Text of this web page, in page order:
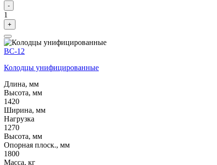
-
1
+
ВС-12
Колодцы унифицированные
Длина, мм
Высота, мм
1420
Ширина, мм
Нагрузка
1270
Высота, мм
Опорная плоск., мм
1800
Масса, кг